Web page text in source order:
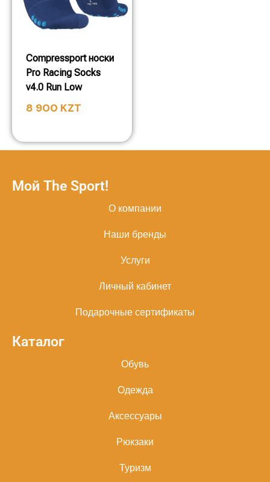
Compressport носки
Pro Racing Socks
v4.0 Run Low
8 900 KZT
Мой The Sport!
О компании
Наши бренды
Услуги
Личный кабинет
Подарочные сертификаты
Каталог
Обувь
Одежда
Аксессуары
Рюкзаки
Туризм